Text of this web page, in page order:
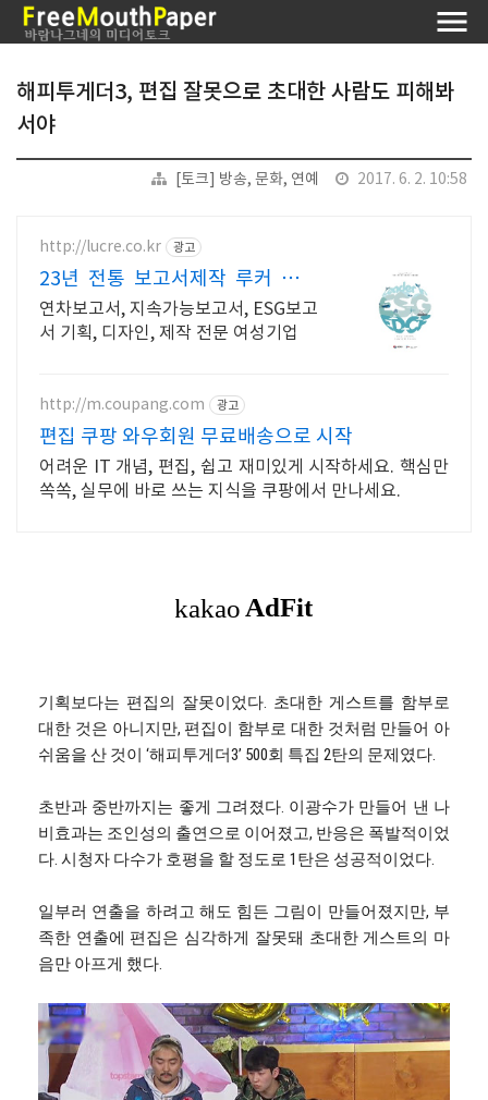
해피투게더3, 편집 잘못으로 초대한 사람도 피해봐
서야
[토크] 방송, 문화, 연예 2017. 6. 2. 10:58
http://lucre.co.kr 광고
23년 전통 보고서제작 루커 보고
서의 명가
연차보고서, 지속가능보고서, ESG보고
서 기획, 디자인, 제작 전문 여성기업
http://m.coupang.com 광고
편집 쿠팡 와우회원 무료배송으로 시작
어려운 IT 개념, 편집, 쉽고 재미있게 시작하세요. 핵심만
쏙쏙, 실무에 바로 쓰는 지식을 쿠팡에서 만나세요.
기획보다는 편집의 잘못이었다. 초대한 게스트를 함부로
대한 것은 아니지만, 편집이 함부로 대한 것처럼 만들어 아
쉬움을 산 것이 ‘해피투게더3’ 500회 특집 2탄의 문제였다.
초반과 중반까지는 좋게 그려졌다. 이광수가 만들어 낸 나
비효과는 조인성의 출연으로 이어졌고, 반응은 폭발적이었
다. 시청자 다수가 호평을 할 정도로 1탄은 성공적이었다.
일부러 연출을 하려고 해도 힘든 그림이 만들어졌지만, 부
족한 연출에 편집은 심각하게 잘못돼 초대한 게스트의 마
음만 아프게 했다.